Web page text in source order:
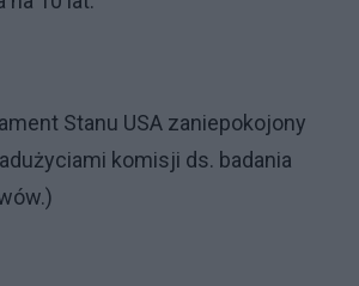
Stanu USA zaniepokojony
komisji ds. badania